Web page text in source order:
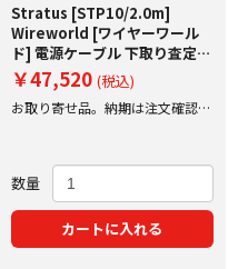
Stratus [STP10/2.0m]
Wireworld [ワイヤーワール
ド] 電源ケーブル 下取り査定額
20%アップ実施中！
￥47,520 (税込)
お取り寄せ品。納期は注文確認後
数量
カートに入れる